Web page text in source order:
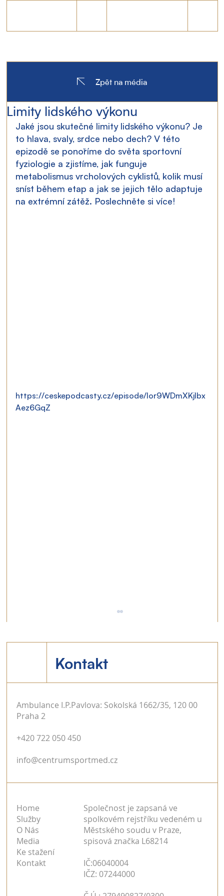
Limity lidského výkonu
Jaké jsou skutečné limity lidského výkonu? Je
to hlava, svaly, srdce nebo dech? V této
epizodě se ponoříme do světa sportovní
fyziologie a zjistíme, jak funguje
metabolismus vrcholových cyklistů, kolik musí
sníst během etap a jak se jejich tělo adaptuje
na extrémní zátěž. Poslechněte si více!
https://ceskepodcasty.cz/episode/Ior9WDmXKjlbx
Aez6GqZ
Science and Practice in Elite Sports
Zpět na média
Kontakt
Home
Služby
O Nás
Media
Ke stažení
Kontakt
Společnost je zapsaná ve
spolkovém rejstříku vedeném u
Městského soudu v Praze,
spisová značka L68214
IČ:06040004
IČZ: 07244000
Ambulance I.P.Pavlova: Sokolská 1662/35, 120 00
Praha 2
+420 722 050 450
info@centrumsportmed.cz